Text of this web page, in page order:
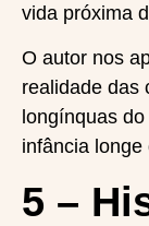
vida próxima
O autor nos
realidade das
longínquas
infância longe
5 –